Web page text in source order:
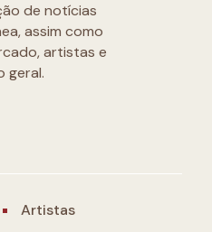
de notícias
assim como
artistas e
geral.
Artistas